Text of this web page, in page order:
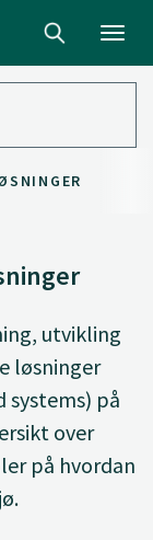
utvikling
løsninger
systems) på
over
på hvordan